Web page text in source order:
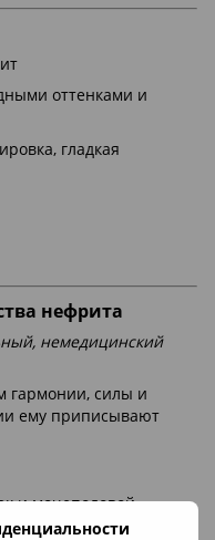
оттенками и
гладкая
нефрита
немедицинский
гармонии, силы и
ему приписывают
и мочеполовой